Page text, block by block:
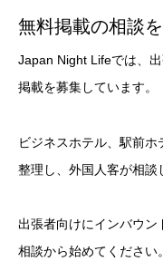
無料掲載の相談
Japan Night Lifeでは、
掲載を募集しています。
ビジネスホテル、駅前
整理し、外国人客が相談
出張者向けにインバウ
相談から始めてください。